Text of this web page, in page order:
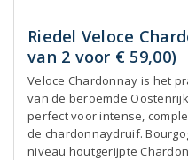
Riedel Veloce
van 2 voor € 59,00)
Veloce Chardonnay is het
van de beroemde
perfect voor intense,
de chardonnaydruif.
niveau houtgerijpte